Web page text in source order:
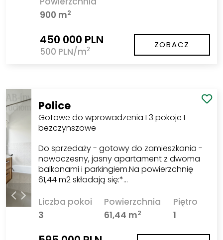
900 m2
450 000 PLN
500 PLN/m2 ZOBACZ
Police
Gotowe do wprowadzenia I 3 pokoje I
bezczynszowe
Do sprzedaży - gotowy do zamieszkania -
nowoczesny, jasny apartament z dwoma
balkonami i parkingiem.Na powierzchnię
61,44 m2 składają się:*…
Liczba pokoi
3
Powierzchnia
61,44 m2
Piętro
1